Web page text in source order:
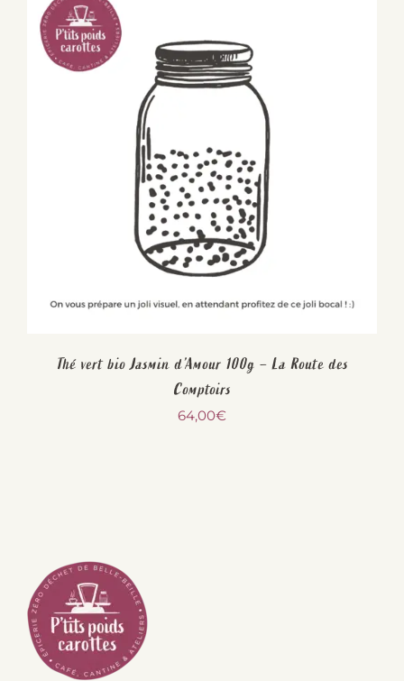
Thé vert bio Jasmin d’Amour 100g – La Route des
Comptoirs
64,00€